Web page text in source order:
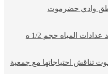
وادي حضرموت
المياه حجم 1/2 ه
تناقش احتياجاتها مع جمعية